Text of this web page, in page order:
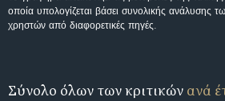
οποία υπολογίζεται βάσει συνολικής ανάλυσης
χρηστών από διαφορετικές πηγές.
Σύνολο όλων των κριτικών ανά